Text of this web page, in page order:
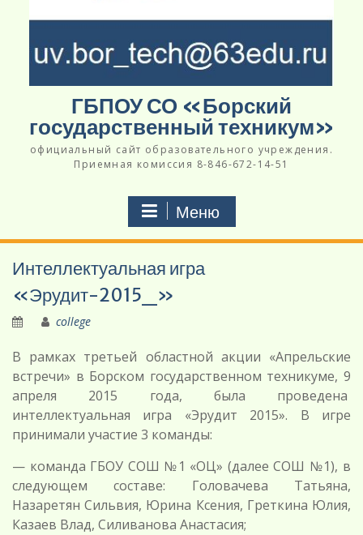
ГБПОУ СО «Борский
государственный техникум»
официальный сайт образовательного учреждения.
Приемная комиссия 8-846-672-14-51
Меню
Интеллектуальная игра
«Эрудит-2015_»
college
В рамках третьей областной акции «Апрельские
встречи» в Борском государственном техникуме, 9
апреля 2015 года, была проведена
интеллектуальная игра «Эрудит 2015». В игре
принимали участие 3 команды:
— команда ГБОУ СОШ №1 «ОЦ» (далее СОШ №1), в
следующем составе: Головачева Татьяна,
Назаретян Сильвия, Юрина Ксения, Греткина Юлия,
Казаев Влад, Силиванова Анастасия;